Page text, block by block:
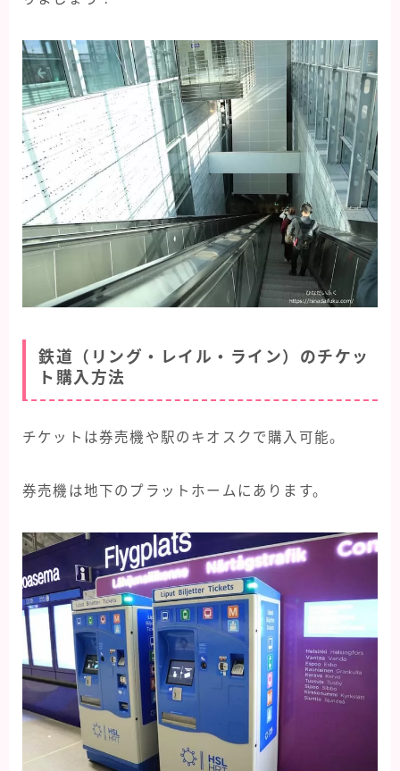
鉄道（リング・レイル・ライン）のチケッ
ト購入方法
チケットは券売機や駅のキオスクで購入可能。
券売機は地下のプラットホームにあります。